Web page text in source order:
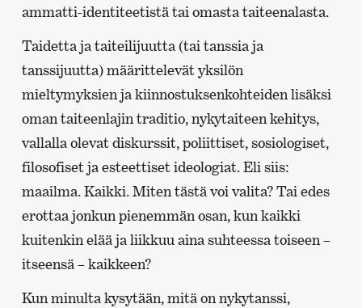
ammatti-identiteetistä tai omasta taiteenalasta.
Taidetta ja taiteilijuutta (tai tanssia ja
tanssijuutta) määrittelevät yksilön
mieltymyksien ja kiinnostuksenkohteiden lisäksi
oman taiteenlajin traditio, nykytaiteen kehitys,
vallalla olevat diskurssit, poliittiset, sosiologiset,
filosofiset ja esteettiset ideologiat. Eli siis:
maailma. Kaikki. Miten tästä voi valita? Tai edes
erottaa jonkun pienemmän osan, kun kaikki
kuitenkin elää ja liikkuu aina suhteessa toiseen –
itseensä – kaikkeen?
Kun minulta kysytään, mitä on nykytanssi,